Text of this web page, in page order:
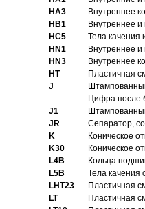
HA3
Bнутреннее
HB1
Bнутреннее и
HC5
Тела качения
HN1
Bнутреннее
HN3
Внутреннее
HT
Пластичная
J
Цифра после
J1
JR
Сепаратор,
K
Коническое
K30
Коническое
L4B
Кольца
L5B
Тела качения
LHT23
Пластичная
LT
Пластичная